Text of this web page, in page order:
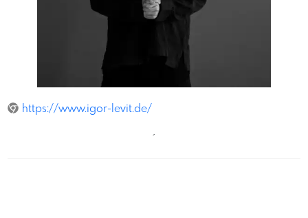
https://www.igor-levit.de/
´